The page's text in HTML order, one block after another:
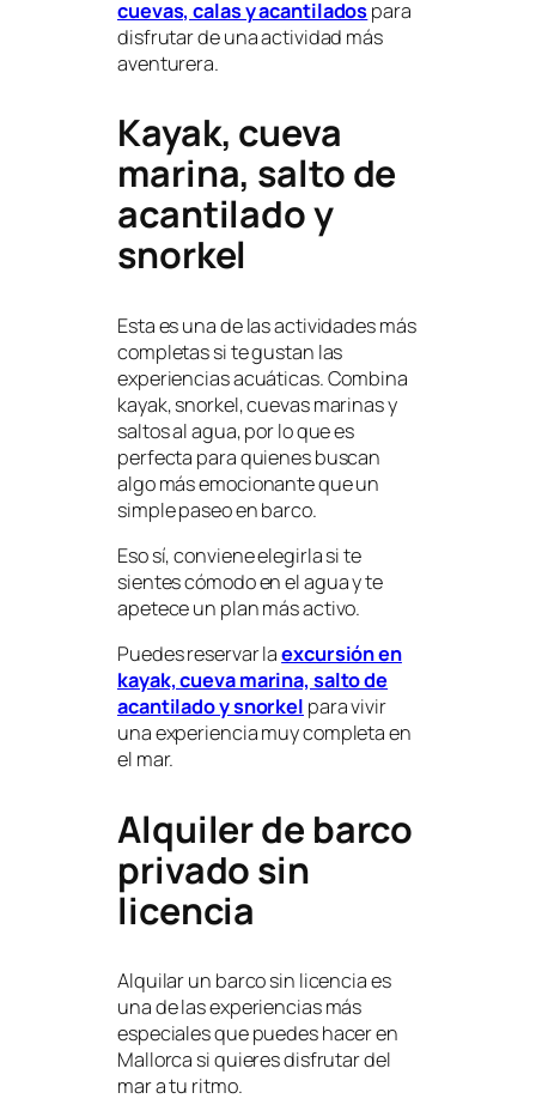
cuevas, calas y acantiladospara
disfrutar de una actividad más
aventurera.
Kayak, cueva
marina, salto de
acantilado y
snorkel
Esta es una de las actividades más
completas si te gustan las
experiencias acuáticas. Combina
kayak, snorkel, cuevas marinas y
saltos al agua, por lo que es
perfecta para quienes buscan
algo más emocionante que un
simple paseo en barco.
Eso sí, conviene elegirla si te
sientes cómodo en el agua y te
apetece un plan más activo.
Puedes reservar laexcursión en
kayak, cueva marina, salto de
acantilado y snorkel para vivir
una experiencia muy completa en
el mar.
Alquiler de barco
privado sin
licencia
Alquilar un barco sin licencia es
una de las experiencias más
especiales que puedes hacer en
Mallorca si quieres disfrutar del
mar a tu ritmo.